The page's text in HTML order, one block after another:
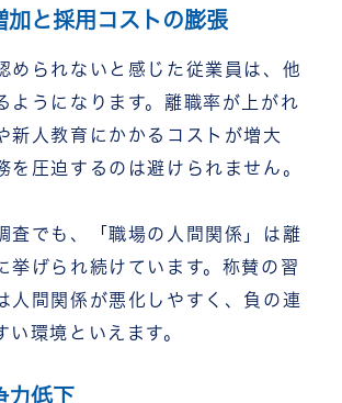
加と採用コストの膨張
められないと感じた従業員は、他
ようになります。離職率が上がれ
新人教育にかかるコストが増大
を圧迫するのは避けられません。
査でも、「職場の人間関係」は離
挙げられ続けています。称賛の習
人間関係が悪化しやすく、負の連
い環境といえます。
力低下